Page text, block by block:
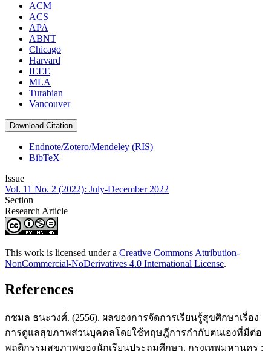
ACM
ACS
APA
ABNT
Chicago
Harvard
IEEE
MLA
Turabian
Vancouver
Download Citation
Endnote/Zotero/Mendeley (RIS)
BibTeX
Issue
Vol. 11 No. 2 (2022): July-December 2022
Section
Research Article
This work is licensed under a Creative Commons Attribution-
NonCommercial-NoDerivatives 4.0 International License.
References
กชมล ธนะวงศ์. (2556). ผลของการจัดการเรียนรู้สุขศึกษาเรื่อง
การดูแลสุขภาพส่วนบุคคลโดยใช้ทฤษฎีการกำกับตนเองที่มีต่อ
พฤติกรรมสุขภาพของนักเรียนประถมศึกษา. กรุงเทพมหานคร :